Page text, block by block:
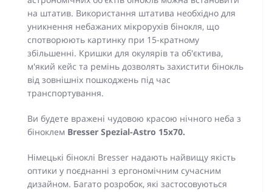
на штатив. Використання штатива необхідно для
уникнення небажаних мікрорухів бінокля, що
спотворюють картинку при 15-кратному
збільшенні. Кришки для окулярів та об'єктива,
м'який кейс та ремінь дозволять захистити бінокль
від зовнішніх пошкоджень під час
транспортування.
Ви будете вражені чудовою красою нічного неба з
біноклем Bresser Spezial-Astro 15x70.
Німецькі біноклі Bresser надають найвищу якість
оптики у поєднанні з ергономічним сучасним
дизайном. Багато розробок, які застосовуються